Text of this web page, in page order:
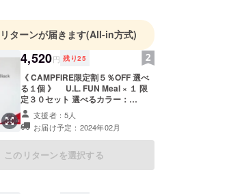
ターンが届きます(All-in方式)
4,520円 残り25
《 CAMPFIRE限定割５％OFF 選べ
る１個 》 U.L. FUN Meal × １ 限
定３０セット 選べるカラー：
Black、Dark Green 一般販売予定
価格：4,700円（税込・送料込）→
4,520円（税込・送料込） 発送：
2024年2月にお届け予定 ※ご注文状
況、使用部材の供給状況、製造工程
支援者：5人
お届け予定：2024年02月
このリターンを選択する